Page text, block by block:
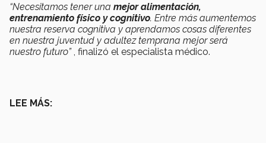
“Necesitamos tener una mejor alimentación,
entrenamiento físico y cognitivo. Entre más aumentemos
nuestra reserva cognitiva y aprendamos cosas diferentes
en nuestra juventud y adultez temprana mejor será
nuestro futuro”, finalizó el especialista médico.
LEE MÁS: